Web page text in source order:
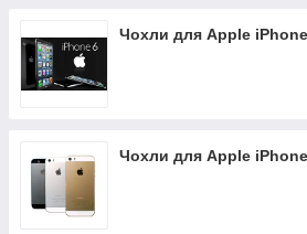
Чохли для Apple iPhone
Чохли для Apple iPhone